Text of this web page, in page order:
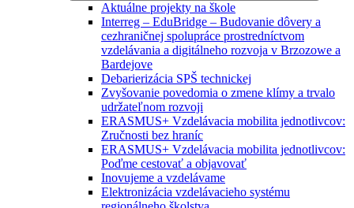
Aktuálne projekty na škole
Interreg – EduBridge – Budovanie dôvery a
cezhraničnej spolupráce prostredníctvom
vzdelávania a digitálneho rozvoja v Brzozowe a
Bardejove
Debarierizácia SPŠ technickej
Zvyšovanie povedomia o zmene klímy a trvalo
udržateľnom rozvoji
ERASMUS+ Vzdelávacia mobilita jednotlivcov:
Zručnosti bez hraníc
ERASMUS+ Vzdelávacia mobilita jednotlivcov:
Poďme cestovať a objavovať
Inovujeme a vzdelávame
Elektronizácia vzdelávacieho systému